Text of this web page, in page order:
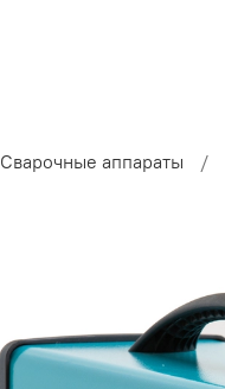
Сварочные аппараты